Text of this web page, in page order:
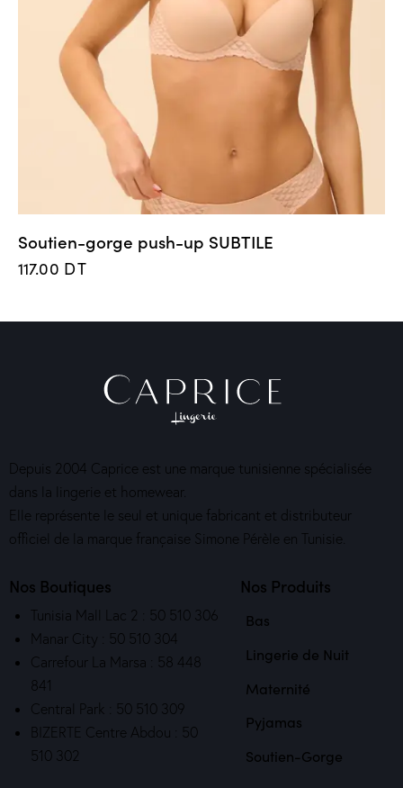
Soutien-gorge push-up SUBTILE
117.00 DT
Depuis 2004 Caprice est une marque tunisienne spécialisée
dans la lingerie et homewear.
Elle représente le seul et unique fabricant et distributeur
officiel de la marque française Simone Pérèle en Tunisie.
Nos Boutiques
Tunisia Mall Lac 2 : 50 510 306
Manar City : 50 510 304
Carrefour La Marsa : 58 448
841
Central Park : 50 510 309
BIZERTE Centre Abdou : 50
510 302
Nos Produits
Bas
Lingerie de Nuit
Maternité
Pyjamas
Soutien-Gorge